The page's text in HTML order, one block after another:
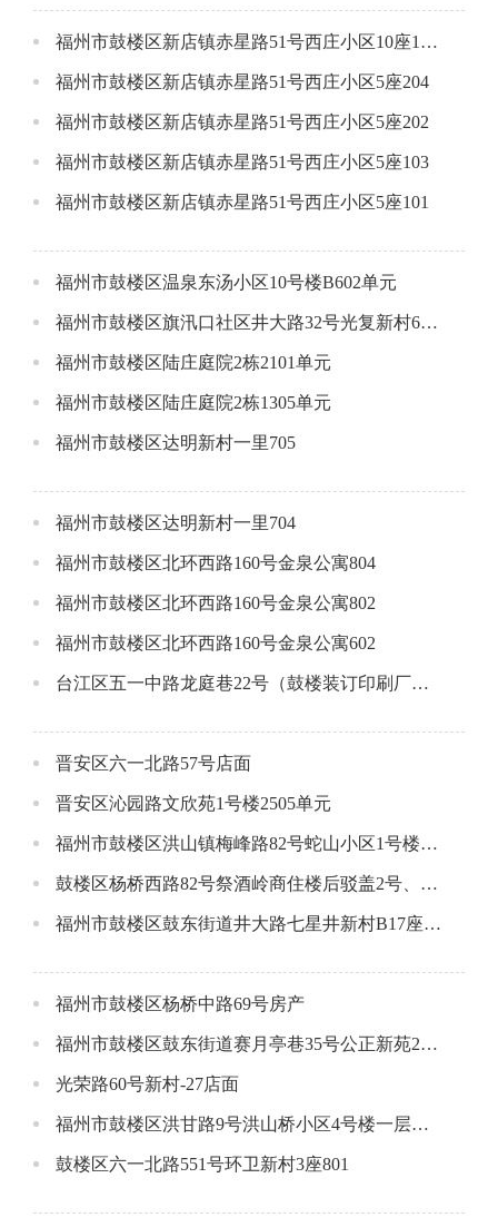
福州市鼓楼区新店镇赤星路51号西庄小区10座1801
福州市鼓楼区新店镇赤星路51号西庄小区5座204
福州市鼓楼区新店镇赤星路51号西庄小区5座202
福州市鼓楼区新店镇赤星路51号西庄小区5座103
福州市鼓楼区新店镇赤星路51号西庄小区5座101
福州市鼓楼区温泉东汤小区10号楼B602单元
福州市鼓楼区旗汛口社区井大路32号光复新村6座3层
福州市鼓楼区陆庄庭院2栋2101单元
福州市鼓楼区陆庄庭院2栋1305单元
福州市鼓楼区达明新村一里705
福州市鼓楼区达明新村一里704
福州市鼓楼区北环西路160号金泉公寓804
福州市鼓楼区北环西路160号金泉公寓802
福州市鼓楼区北环西路160号金泉公寓602
台江区五一中路龙庭巷22号（鼓楼装订印刷厂）1-3层店面
晋安区六一北路57号店面
晋安区沁园路文欣苑1号楼2505单元
福州市鼓楼区洪山镇梅峰路82号蛇山小区1号楼1层1号店面
鼓楼区杨桥西路82号祭酒岭商住楼后驳盖2号、3号、4号的杂物间公开招租公告
福州市鼓楼区鼓东街道井大路七星井新村B17座一层店面公开招租公告
福州市鼓楼区杨桥中路69号房产
福州市鼓楼区鼓东街道赛月亭巷35号公正新苑2#楼106单元公开招租公告
光荣路60号新村-27店面
福州市鼓楼区洪甘路9号洪山桥小区4号楼一层场所
鼓楼区六一北路551号环卫新村3座801